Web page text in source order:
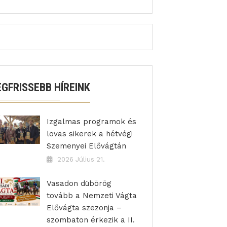
HÍREINK
Izgalmas programok és
lovas sikerek a hétvégi
Szemenyei Elővágtán
2026 Július 21.
Vasadon dübörög
tovább a Nemzeti Vágta
Elővágta szezonja –
szombaton érkezik a II.